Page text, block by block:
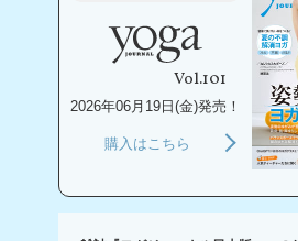
Vol.101
2026年06月19日(金)発売！
購入はこちら